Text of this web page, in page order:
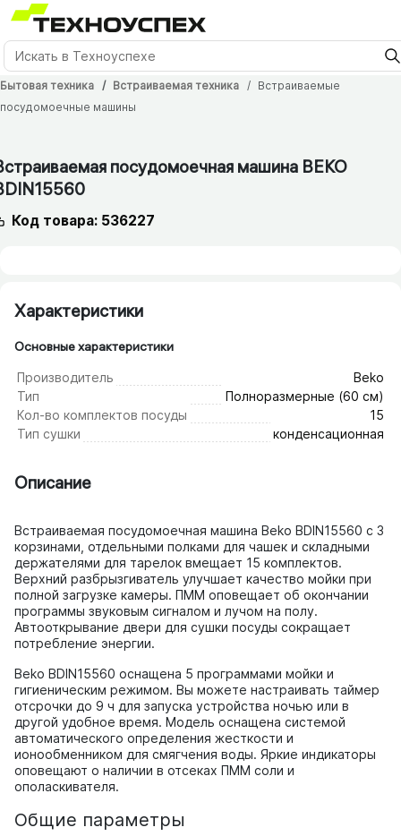
Бытовая техника Встраиваемая техника
Встраиваемые
посудомоечные машины
посудомоечная машина BEKO
Код товара: 536227
Характеристики
Основные характеристики
Производитель
Beko
Тип
Полноразмерные (60 см)
Кол-во комплектов посуды
15
Тип сушки
конденсационная
Описание
Встраиваемая посудомоечная машина Beko BDIN15560 с 3
корзинами, отдельными полками для чашек и складными
держателями для тарелок вмещает 15 комплектов.
Верхний разбрызгиватель улучшает качество мойки при
полной загрузке камеры. ПММ оповещает об окончании
программы звуковым сигналом и лучом на полу.
Автооткрывание двери для сушки посуды сокращает
потребление энергии.
Beko BDIN15560 оснащена 5 программами мойки и
гигиеническим режимом. Вы можете настраивать таймер
отсрочки до 9 ч для запуска устройства ночью или в
другой удобное время. Модель оснащена системой
автоматического определения жесткости и
ионообменником для смягчения воды. Яркие индикаторы
оповещают о наличии в отсеках ПММ соли и
ополаскивателя.
Общие параметры